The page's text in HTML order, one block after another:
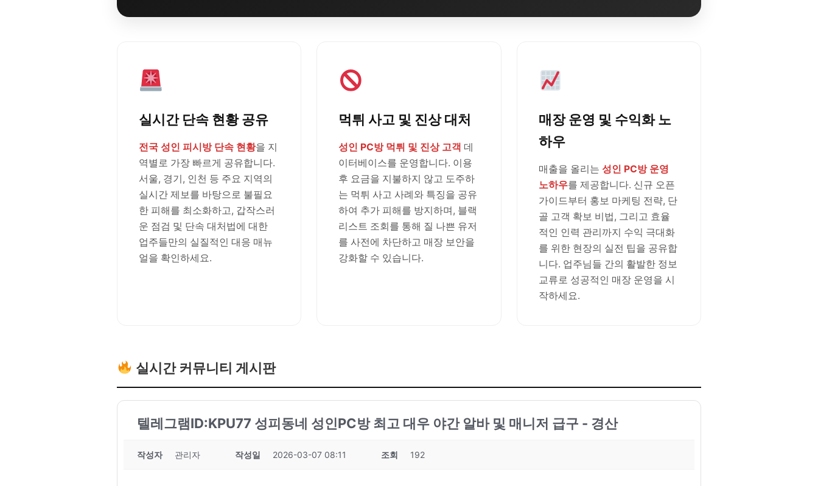
실시간 단속 현황 공유
전국 성인 피시방 단속 현황을 지
역별로 가장 빠르게 공유합니다.
서울, 경기, 인천 등 주요 지역의
실시간 제보를 바탕으로 불필요
한 피해를 최소화하고, 갑작스러
운 점검 및 단속 대처법에 대한
업주들만의 실질적인 대응 매뉴
얼을 확인하세요.
먹튀 사고 및 진상 대처
성인 PC방 먹튀 및 진상 고객 데
이터베이스를 운영합니다. 이용
후 요금을 지불하지 않고 도주하
는 먹튀 사고 사례와 특징을 공유
하여 추가 피해를 방지하며, 블랙
리스트 조회를 통해 질 나쁜 유저
를 사전에 차단하고 매장 보안을
강화할 수 있습니다.
매장 운영 및 수익화 노
하우
매출을 올리는 성인 PC방 운영
노하우를 제공합니다. 신규 오픈
가이드부터 홍보 마케팅 전략, 단
골 고객 확보 비법, 그리고 효율
적인 인력 관리까지 수익 극대화
를 위한 현장의 실전 팁을 공유합
니다. 업주님들 간의 활발한 정보
교류로 성공적인 매장 운영을 시
작하세요.
실시간 커뮤니티 게시판
텔레그램ID:KPU77 성피동네 성인PC방 최고 대우 야간 알바 및 매니저 급구 - 경산
작성자 관리자 작성일 2026-03-07 08:11 조회 192